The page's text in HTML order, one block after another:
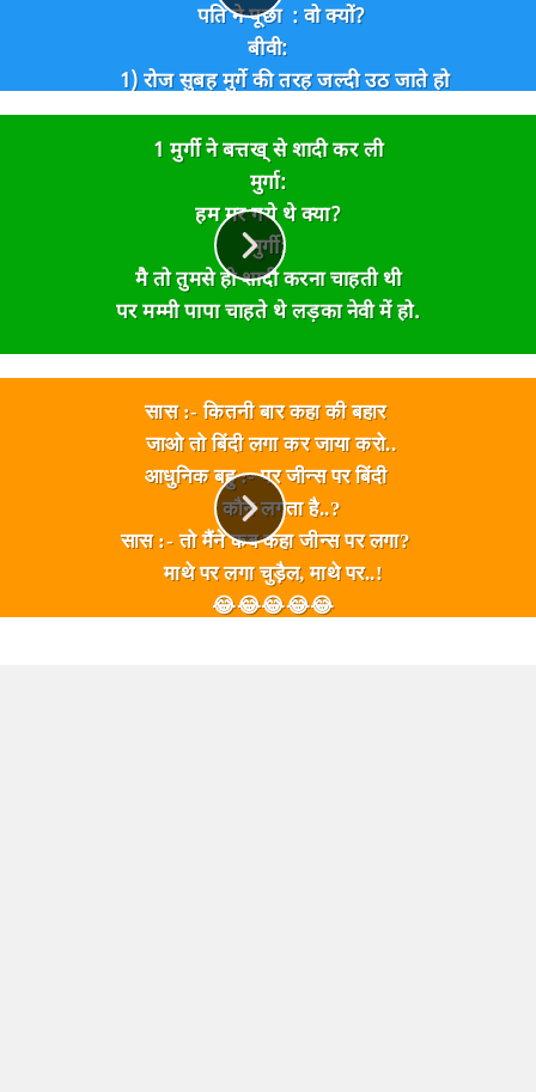
पति ने पूछा : वो क्यों?
बीवी:
1) रोज सुबह मुर्गे की तरह जल्दी उठ जाते हो
2) घोडे की तरह भाग कर duty चले जाते हो।
3) गधे की तरह दिन भर काम करते हो।
4) लोमडी की तरह इधर उधर से इनफोरमेशन बटोरते हो।
5) बंदर की तरह सीनियर अधिकारियों के इशारों पर नाचते हो।
6) घर आ कर परिवार पर कुत्ते की तरह चिल्लाते हो।
7) और फिर भैंस की तरह खा कर सो जाते हो।
इंसानों का डाक्टर तुम्हें क्या खाक ठीक कर पायेगा?
1 मुर्गी ने बत्तख् से शादी कर ली
मुर्गा:
हम मर गये थे क्या?
मुर्गी:
मै तो तुमसे ही शादी करना चाहती थी
पर मम्मी पापा चाहते थे लड़का नेवी में हो.
सास :- कितनी बार कहा की बहार
जाओ तो बिंदी लगा कर जाया करो..
आधुनिक बहु :- पर जीन्स पर बिंदी
कौन लगता है..?
सास :- तो मैंने कब कहा जीन्स पर लगा?
माथे पर लगा चुड़ैल, माथे पर..!
😂😂😂😂😂